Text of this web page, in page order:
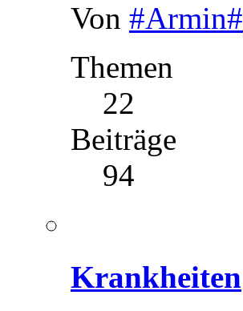
Von #Armin#
Themen
22
Beiträge
94
Krankheiten